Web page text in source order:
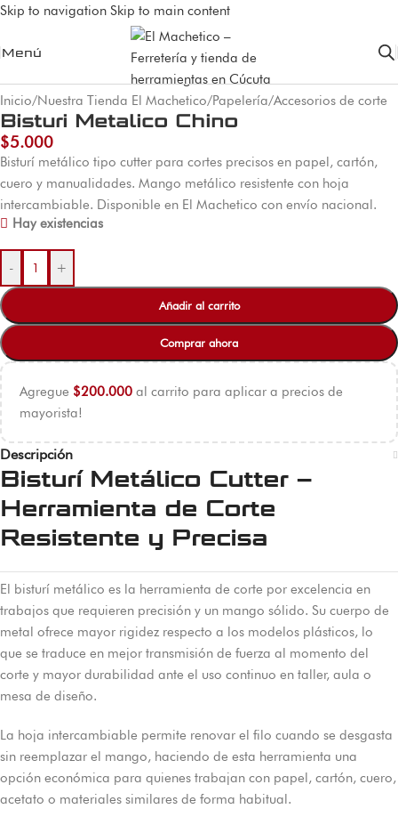
Skip to navigation Skip to main content
Menú
Inicio/Nuestra Tienda El Machetico/Papelería/Accesorios de corte
Bisturi Metalico Chino
$5.000
Bisturí metálico tipo cutter para cortes precisos en papel, cartón,
cuero y manualidades. Mango metálico resistente con hoja
intercambiable. Disponible en El Machetico con envío nacional.
Hay existencias
- +
Añadir al carrito
Comprar ahora
Agregue $200.000 al carrito para aplicar a precios de
mayorista!
Descripción
Bisturí Metálico Cutter –
Herramienta de Corte
Resistente y Precisa
El bisturí metálico es la herramienta de corte por excelencia en
trabajos que requieren precisión y un mango sólido. Su cuerpo de
metal ofrece mayor rigidez respecto a los modelos plásticos, lo
que se traduce en mejor transmisión de fuerza al momento del
corte y mayor durabilidad ante el uso continuo en taller, aula o
mesa de diseño.
La hoja intercambiable permite renovar el filo cuando se desgasta
sin reemplazar el mango, haciendo de esta herramienta una
opción económica para quienes trabajan con papel, cartón, cuero,
acetato o materiales similares de forma habitual.